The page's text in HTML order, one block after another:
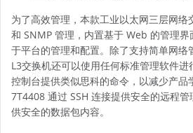
为了高效管理，本款工业以太网三层网
和 SNMP 管理，内置基于 Web 的管理
于平台的管理和配置。除了支持简单网络
L3交换机还可以使用任何标准管理软件
控制台提供类似思科的命令，以减少产品
7T4408 通过 SSH 连接提供安全的远程
供安全的数据包内容。